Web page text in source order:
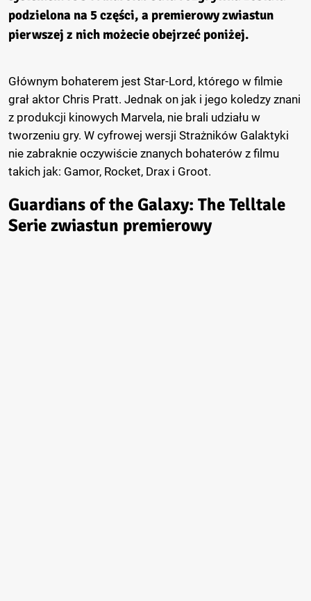
podzielona na 5 części, a premierowy zwiastun
pierwszej z nich możecie obejrzeć poniżej.
Głównym bohaterem jest Star-Lord, którego w filmie
grał aktor Chris Pratt. Jednak on jak i jego koledzy znani
z produkcji kinowych Marvela, nie brali udziału w
tworzeniu gry. W cyfrowej wersji Strażników Galaktyki
nie zabraknie oczywiście znanych bohaterów z filmu
takich jak: Gamor, Rocket, Drax i Groot.
Guardians of the Galaxy: The Telltale
Serie zwiastun premierowy